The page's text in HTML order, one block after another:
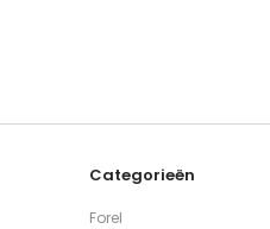
Categorieën
Forel